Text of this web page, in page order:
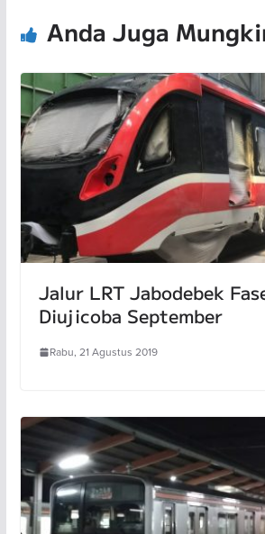
Anda Juga
Jalur LRT Jabodebek
Diujicoba September
Rabu, 21 Agustus 2019